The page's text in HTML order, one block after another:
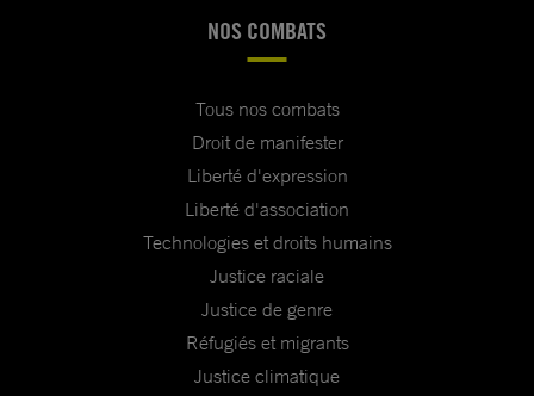
NOS COMBATS
Tous nos combats
Droit de manifester
Liberté d'expression
Liberté d'association
Technologies et droits humains
Justice raciale
Justice de genre
Réfugiés et migrants
Justice climatique